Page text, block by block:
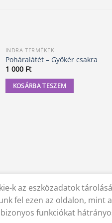
INDRA TERMÉKEK
Poháralátét – Gyökér csakra
1 000 Ft
KOSÁRBA TESZEM
ELÁLLÁS A SZERZŐDÉSTŐL
k az eszközadatok
fel ezen az oldalon, mint
bizonyos funkciókat